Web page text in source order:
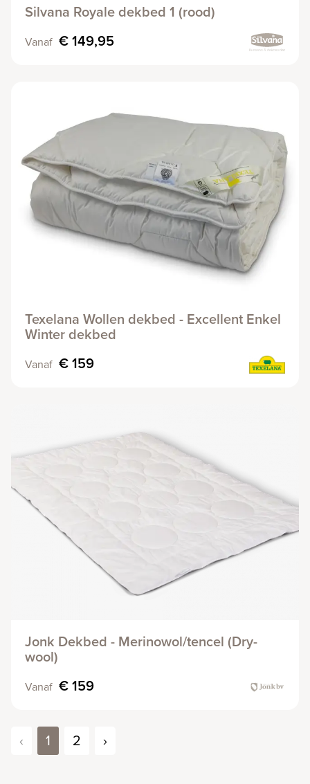
Silvana Royale dekbed 1 (rood)
Vanaf € 149,95
Texelana Wollen dekbed - Excellent Enkel
Winter dekbed
Vanaf € 159
Jonk Dekbed - Merinowol/tencel (Dry-
wool)
Vanaf € 159
‹ 1 2 ›